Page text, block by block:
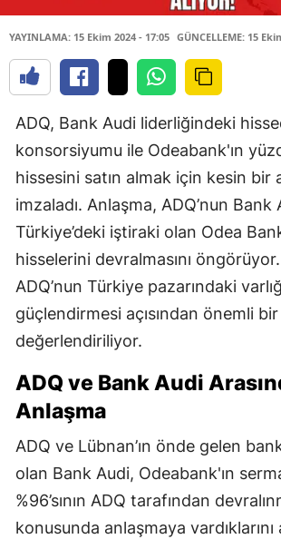
YAYINLAMA: 15 Ekim 2024 - 17:05 GÜNCELLEME: 15
ADQ, Bank Audi liderliğindeki
konsorsiyumu ile Odeabank'ın
hissesini satın almak için kesin bir
imzaladı. Anlaşma, ADQ’nun Bank
Türkiye’deki iştiraki olan Odea
hisselerini devralmasını
ADQ’nun Türkiye pazarındaki
güçlendirmesi açısından önemli
değerlendiriliyor.
ADQ ve Bank Audi
Anlaşma
ADQ ve Lübnan’ın önde gelen
olan Bank Audi, Odeabank'ın
%96’sının ADQ tarafından
konusunda anlaşmaya vardıklarını